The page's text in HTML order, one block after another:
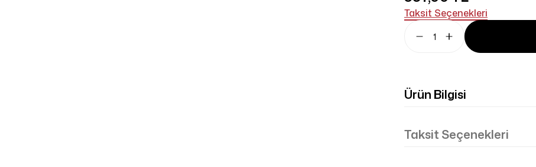
Taksit Seçenekleri
Ürün Bilgisi
Taksit Seçenekleri